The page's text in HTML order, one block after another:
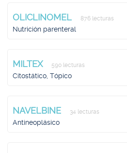
OLICLINOMEL 876 lecturas
Nutrición parenteral
MILTEX 590 lecturas
Citostático, Tópico
NAVELBINE 34 lecturas
Antineoplásico